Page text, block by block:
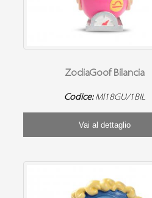
ZodiaGoof Bilancia
Codice: Ml18GU/1BIL
Vai al dettaglio